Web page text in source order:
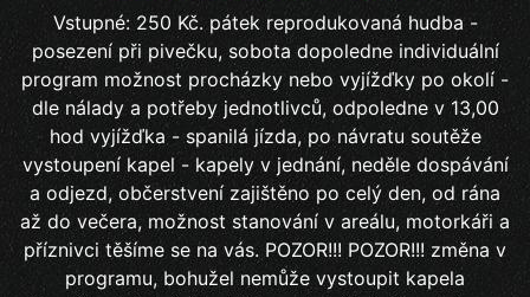
Vstupné: 250 Kč. pátek reprodukovaná hudba -
posezení při pivečku, sobota dopoledne individuální
program možnost procházky nebo vyjížďky po okolí -
dle nálady a potřeby jednotlivců, odpoledne v 13,00
hod vyjížďka - spanilá jízda, po návratu soutěže
vystoupení kapel - kapely v jednání, neděle dospávání
a odjezd, občerstvení zajištěno po celý den, od rána
až do večera, možnost stanování v areálu, motorkáři a
příznivci těšíme se na vás. POZOR!!! POZOR!!! změna v
programu, bohužel nemůže vystoupit kapela